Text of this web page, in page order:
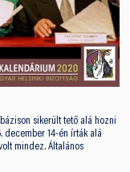
sikerült tető alá hozni
december 14-én írták alá
mindez. Általános